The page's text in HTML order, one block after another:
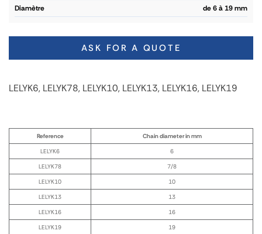
diamètre
de 6 à 19 mm
ASK FOR A QUOTE
LELYK6, LELYK78, LELYK10, LELYK13, LELYK16, LELYK19
Reference
Chain diameter in mm
LELYK6
6
LELYK78
7/8
LELYK10
10
LELYK13
13
LELYK16
16
LELYK19
19